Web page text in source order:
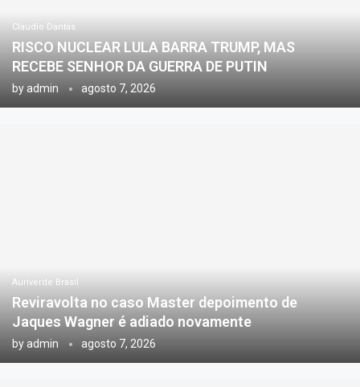
Claudio Dantas
RISCO NUCLEAR LULA BARRA TRUMP, MAS
RECEBE SENHOR DA GUERRA DE PUTIN
byadmin agosto 7, 2026
Auriverde Brasil
Reviravolta no caso Master depoimento de
Jaques Wagner é adiado novamente
byadmin agosto 7, 2026